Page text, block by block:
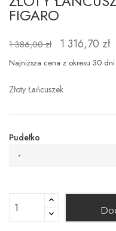
FIGARO
1 386,00 zł 1 316,70 zł
Najniższa cena z okresu 30
Złoty Łańcuszek
Pudełko
-